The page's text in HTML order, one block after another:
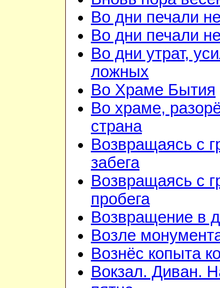
Во дни печали
Во дни печали
Во дни утрат,
ложных
Во Храме Бытия
Во храме,
страна
Возвращаясь с
забега
Возвращаясь с
пробега
Возвращение в
Возле
Вознёс копыта
Вокзал. Диван.